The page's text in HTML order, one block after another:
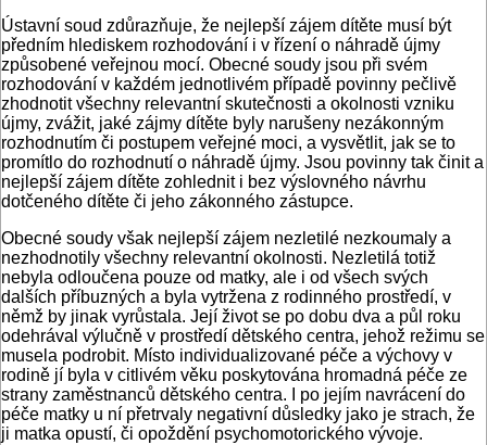
Ústavní soud zdůrazňuje, že nejlepší zájem dítěte musí být
předním hlediskem rozhodování i v řízení o náhradě újmy
způsobené veřejnou mocí. Obecné soudy jsou při svém
rozhodování v každém jednotlivém případě povinny pečlivě
zhodnotit všechny relevantní skutečnosti a okolnosti vzniku
újmy, zvážit, jaké zájmy dítěte byly narušeny nezákonným
rozhodnutím či postupem veřejné moci, a vysvětlit, jak se to
promítlo do rozhodnutí o náhradě újmy. Jsou povinny tak činit a
nejlepší zájem dítěte zohlednit i bez výslovného návrhu
dotčeného dítěte či jeho zákonného zástupce.
Obecné soudy však nejlepší zájem nezletilé nezkoumaly a
nezhodnotily všechny relevantní okolnosti. Nezletilá totiž
nebyla odloučena pouze od matky, ale i od všech svých
dalších příbuzných a byla vytržena z rodinného prostředí, v
němž by jinak vyrůstala. Její život se po dobu dva a půl roku
odehrával výlučně v prostředí dětského centra, jehož režimu se
musela podrobit. Místo individualizované péče a výchovy v
rodině jí byla v citlivém věku poskytována hromadná péče ze
strany zaměstnanců dětského centra. I po jejím navrácení do
péče matky u ní přetrvaly negativní důsledky jako je strach, že
ji matka opustí, či opoždění psychomotorického vývoje.